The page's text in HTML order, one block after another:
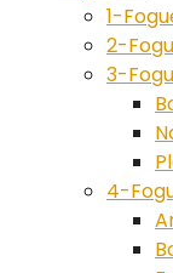
1-
2-
3-
4-